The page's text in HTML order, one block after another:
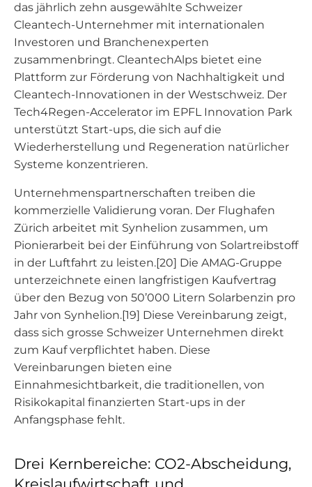
das jährlich zehn ausgewählte Schweizer
Cleantech-Unternehmer mit internationalen
Investoren und Branchenexperten
zusammenbringt. CleantechAlps bietet eine
Plattform zur Förderung von Nachhaltigkeit und
Cleantech-Innovationen in der Westschweiz. Der
Tech4Regen-Accelerator im EPFL Innovation Park
unterstützt Start-ups, die sich auf die
Wiederherstellung und Regeneration natürlicher
Systeme konzentrieren.
Unternehmenspartnerschaften treiben die
kommerzielle Validierung voran. Der Flughafen
Zürich arbeitet mit Synhelion zusammen, um
Pionierarbeit bei der Einführung von Solartreibstoff
in der Luftfahrt zu leisten.[20] Die AMAG-Gruppe
unterzeichnete einen langfristigen Kaufvertrag
über den Bezug von 50’000 Litern Solarbenzin pro
Jahr von Synhelion.[19] Diese Vereinbarung zeigt,
dass sich grosse Schweizer Unternehmen direkt
zum Kauf verpflichtet haben. Diese
Vereinbarungen bieten eine
Einnahmesichtbarkeit, die traditionellen, von
Risikokapital finanzierten Start-ups in der
Anfangsphase fehlt.
Drei Kernbereiche: CO2-Abscheidung,